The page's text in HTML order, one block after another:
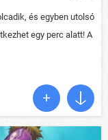
és egyben utolsó
egy perc alatt! A